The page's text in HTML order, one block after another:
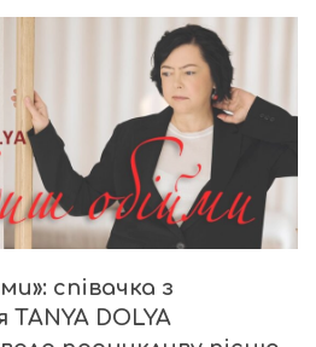
співачка з
TANYA DOLYA